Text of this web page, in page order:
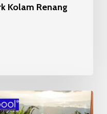
Kolam Renang